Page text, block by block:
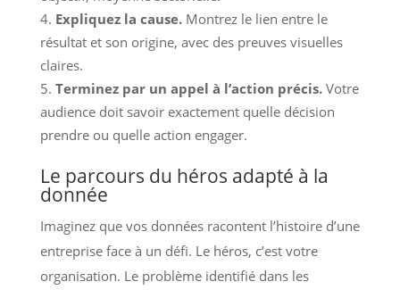
Expliquez la cause.Montrez le lien entre le
résultat et son origine, avec des preuves visuelles
claires.
Terminez par un appel à l’action précis.Votre
audience doit savoir exactement quelle décision
prendre ou quelle action engager.
Le parcours du héros adapté à la
donnée
Imaginez que vos données racontent l’histoire d’une
entreprise face à un défi. Le héros, c’est votre
organisation. Le problème identifié dans les